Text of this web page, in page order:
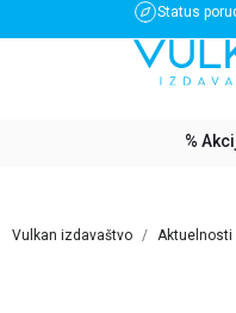
Status
%
Vulkan izdavaštvo Aktuelnosti